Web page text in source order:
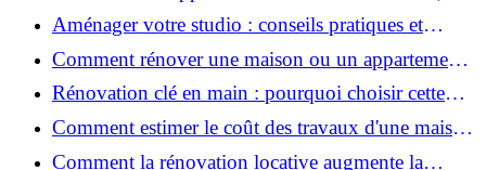
prix et conseils
Aménager votre studio : conseils pratiques et
erreurs à éviter
Comment rénover une maison ou un appartement
avec 50 000 € : budget, étapes et astuces ?
Rénovation clé en main : pourquoi choisir cette
solution et à quoi faire attention ?
Comment estimer le coût des travaux d'une maison
?
Comment la rénovation locative augmente la